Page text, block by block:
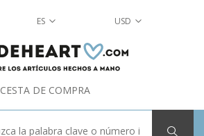
ES USD
CESTA DE COMPRA